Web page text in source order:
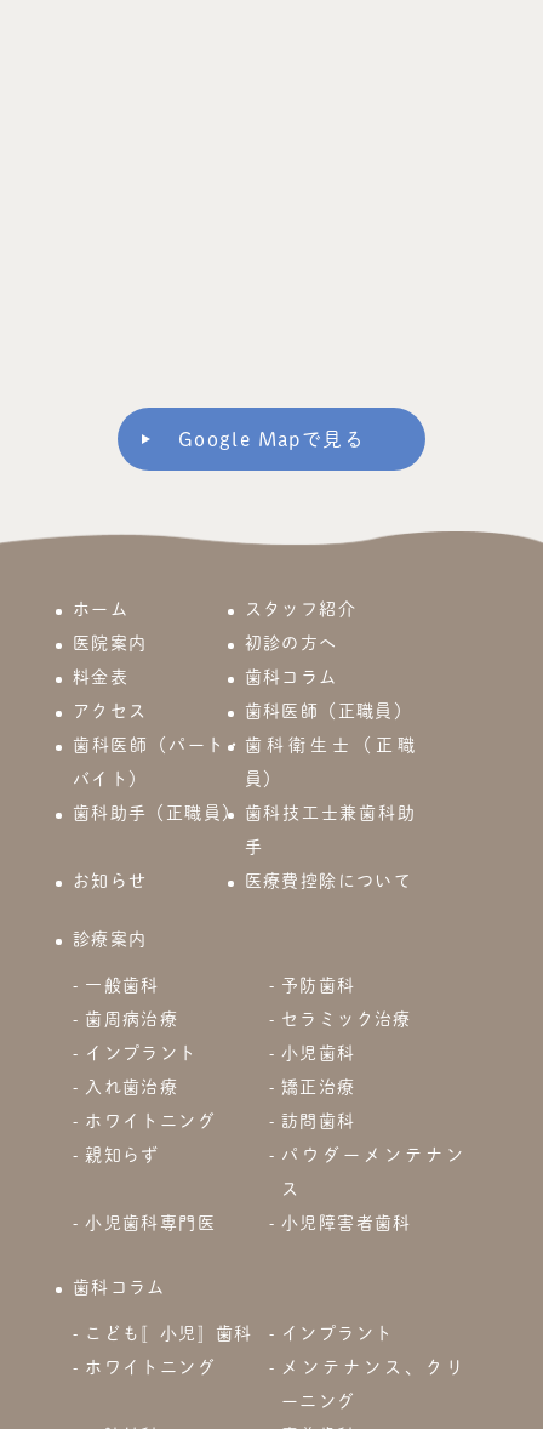
Google Mapで見る
ホーム
スタッフ紹介
医院案内
初診の方へ
料金表
歯科コラム
アクセス
歯科医師（正職員）
歯科医師（パート・
バイト）
歯科衛生士（正職
員）
歯科助手（正職員）
歯科技工士兼歯科助
手
お知らせ
医療費控除について
診療案内
一般歯科
予防歯科
歯周病治療
セラミック治療
インプラント
小児歯科
入れ歯治療
矯正治療
ホワイトニング
訪問歯科
親知らず
パウダーメンテナン
ス
小児歯科専門医
小児障害者歯科
歯科コラム
こども〚小児〛歯科
インプラント
ホワイトニング
メンテナンス、クリ
ーニング